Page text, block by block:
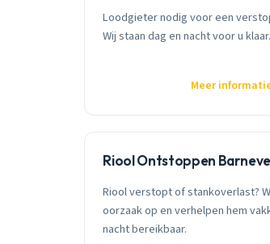
Loodgieter nodig voor een
Wij staan dag en nacht voor u klaar.
Meer
Riool Ontstoppen
Riool verstopt of stankoverlast?
oorzaak op en verhelpen hem
nacht bereikbaar.